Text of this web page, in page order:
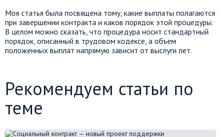
Моя статья была посвящена тому, какие выплаты полагаются
при завершении контракта и каков порядок этой процедуры.
В целом можно сказать, что процедура носит стандартный
порядок, описанный в трудовом кодексе, а объем
положенных выплат напрямую зависит от выслуги лет.
Рекомендуем статьи по
теме